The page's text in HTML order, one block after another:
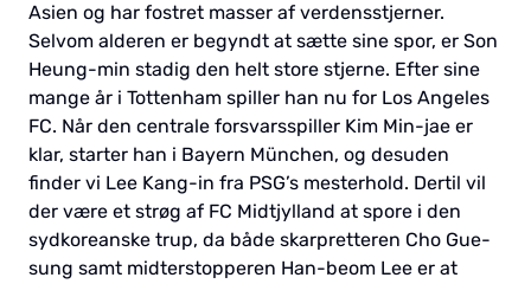
Asien og har fostret masser af verdensstjerner.
Selvom alderen er begyndt at sætte sine spor, er Son
Heung-min stadig den helt store stjerne. Efter sine
mange år i Tottenham spiller han nu for Los Angeles
FC. Når den centrale forsvarsspiller Kim Min-jae er
klar, starter han i Bayern München, og desuden
finder vi Lee Kang-in fra PSG’s mesterhold. Dertil vil
der være et strøg af FC Midtjylland at spore i den
sydkoreanske trup, da både skarpretteren Cho Gue-
sung samt midterstopperen Han-beom Lee er at